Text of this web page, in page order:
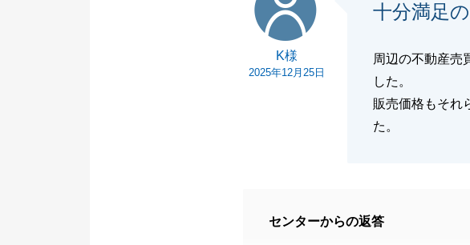
K様
2025年12月25日
十分満足
周辺の不動産売
した。
販売価格もそれ
た。
センターからの返答